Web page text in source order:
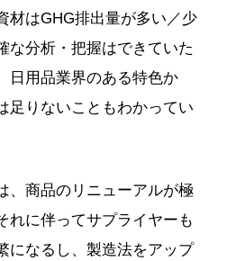
材はGHG排出量が多い／少
な分析・把握はできていた
日用品業界のある特色か
足りないこともわかってい
、商品のリニューアルが極
れに伴ってサプライヤーも
になるし、製造法をアップ